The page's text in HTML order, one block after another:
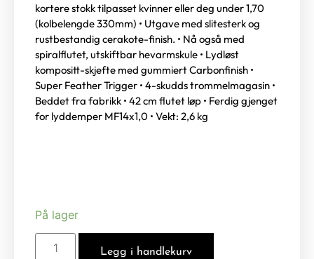
kortere stokk tilpasset kvinner eller deg under 1,70
(kolbelengde 330mm) • Utgave med slitesterk og
rustbestandig cerakote-finish. • Nå også med
spiralflutet, utskiftbar hevarmskule • Lydløst
kompositt-skjefte med gummiert Carbonfinish •
Super Feather Trigger • 4-skudds trommelmagasin •
Beddet fra fabrikk • 42 cm flutet løp • Ferdig gjenget
for lyddemper MF14x1,0 • Vekt: 2,6 kg
På lager
Legg i handlekurv